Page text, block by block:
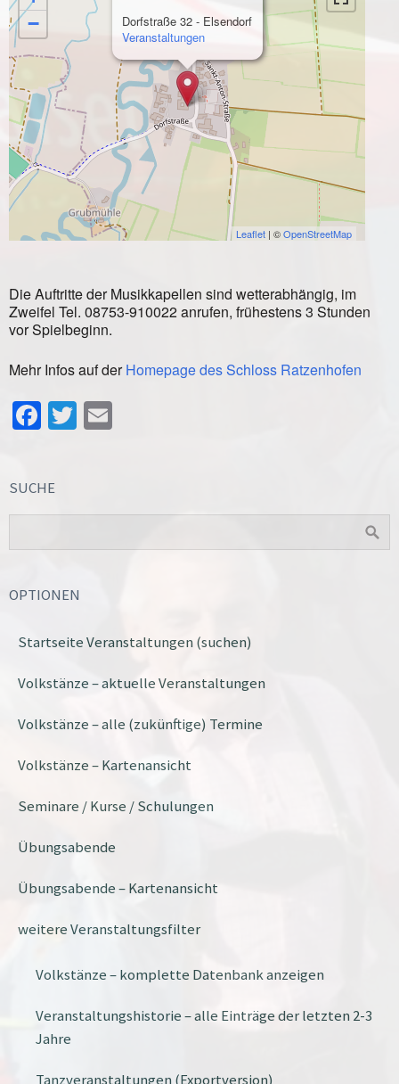
Dorfstraße 32 - Elsendorf
Veranstaltungen
−
Leaflet | ©OpenStreetMap
Die Auftritte der Musikkapellen sind wetterabhängig, im
Zweifel Tel. 08753-910022 anrufen, frühestens 3 Stunden
vor Spielbeginn.
Mehr Infos auf derHomepage des Schloss Ratzenhofen
Facebook
Twitter
SUCHE
OPTIONEN
Startseite Veranstaltungen (suchen)
Volkstänze – aktuelle Veranstaltungen
Volkstänze – alle (zukünftige) Termine
Volkstänze – Kartenansicht
Seminare / Kurse / Schulungen
Übungsabende
Übungsabende – Kartenansicht
weitere Veranstaltungsfilter
Volkstänze – komplette Datenbank anzeigen
Veranstaltungshistorie – alle Einträge der letzten 2-3
Jahre
Tanzveranstaltungen (Exportversion)